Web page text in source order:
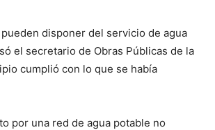
disponer del servicio de agua
el secretario de Obras Públicas de la
cumplió con lo que se había
por una red de agua potable no